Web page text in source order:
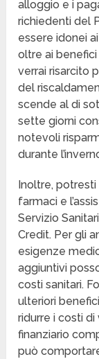
alloggio e i
richiedenti del
essere idonei
oltre ai benefici
verrai risarcito
del
scende al di
sette giorni
notevoli
durante
Inoltre,
farmaci e
Servizio
Credit. Per gli
esigenze
aggiuntivi
costi sanitari.
ulteriori
ridurre i costi
finanziario
può